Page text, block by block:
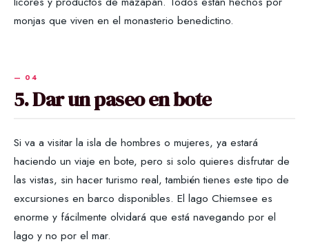
monjas que viven en el monasterio benedictino.
5. Dar un paseo en bote
Si va a visitar la isla de hombres o mujeres, ya estará
haciendo un viaje en bote, pero si solo quieres disfrutar de
las vistas, sin hacer turismo real, también tienes este tipo de
excursiones en barco disponibles. El lago Chiemsee es
enorme y fácilmente olvidará que está navegando por el
lago y no por el mar.